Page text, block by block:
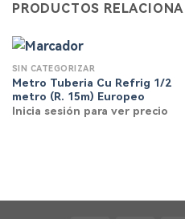
PRODUCTOS
SIN CATEGORIZAR
Metro Tuberia Cu Refrig 1/2
metro (R. 15m) Europeo
Inicia sesión para ver precio